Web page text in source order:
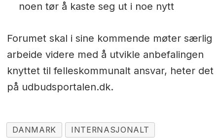
noen tør å kaste seg ut i noe nytt
Forumet skal i sine kommende møter særlig
arbeide videre med å utvikle anbefalingen
knyttet til felleskommunalt ansvar, heter det
på udbudsportalen.dk.
DANMARK INTERNASJONALT